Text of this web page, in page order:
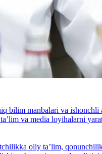
bilim manbalari va
va media loyihalarni
oliy taʼlim,